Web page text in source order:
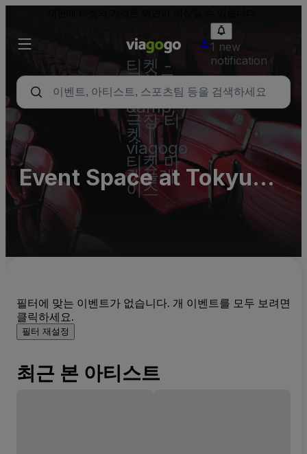
티켓 -
콘서트,
스포츠
&amp;
극장 티
켓 |
viagogo
티켓 마
켓플레
이스
1 new
notification
Event Space at Tokyu
Plaza Shibuya -
필터에 맞는 이벤트가 없습니다. 개 이벤트를 모두 보려면
클릭하세요.
필터 재설정
최근 본 아티스트